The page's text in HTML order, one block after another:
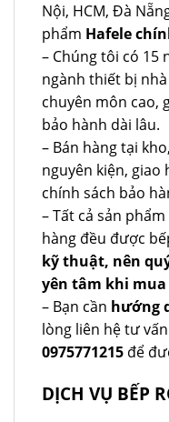
Nội, HCM, Đà
phẩm Hafele
– Chúng tôi có 15
ngành thiết bị
chuyên môn cao,
bảo hành dài lâu.
– Bán hàng tại
nguyên kiện, giao
chính sách bảo
– Tất cả sản
hàng đều được
kỹ thuật, nên
yên tâm khi
– Bạn cần hướng
lòng liên hệ tư
0975771215 để
DỊCH VỤ BẾP